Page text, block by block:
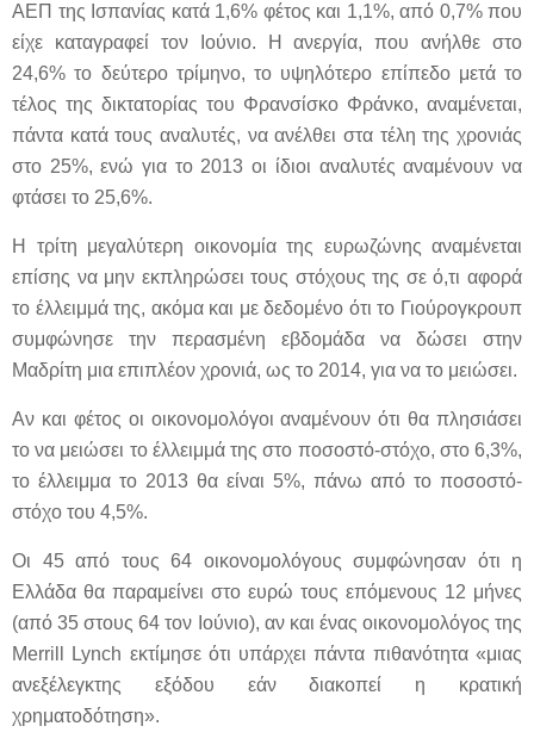
ΑΕΠ της Ισπανίας κατά 1,6% φέτος και 1,1%, από 0,7% που
είχε καταγραφεί τον Ιούνιο. Η ανεργία, που ανήλθε στο
24,6% το δεύτερο τρίμηνο, το υψηλότερο επίπεδο μετά το
τέλος της δικτατορίας του Φρανσίσκο Φράνκο, αναμένεται,
πάντα κατά τους αναλυτές, να ανέλθει στα τέλη της χρονιάς
στο 25%, ενώ για το 2013 οι ίδιοι αναλυτές αναμένουν να
φτάσει το 25,6%.
Η τρίτη μεγαλύτερη οικονομία της ευρωζώνης αναμένεται
επίσης να μην εκπληρώσει τους στόχους της σε ό,τι αφορά
το έλλειμμά της, ακόμα και με δεδομένο ότι το Γιούρογκρουπ
συμφώνησε την περασμένη εβδομάδα να δώσει στην
Μαδρίτη μια επιπλέον χρονιά, ως το 2014, για να το μειώσει.
Αν και φέτος οι οικονομολόγοι αναμένουν ότι θα πλησιάσει
το να μειώσει το έλλειμμά της στο ποσοστό-στόχο, στο 6,3%,
το έλλειμμα το 2013 θα είναι 5%, πάνω από το ποσοστό-
στόχο του 4,5%.
Οι 45 από τους 64 οικονομολόγους συμφώνησαν ότι η
Ελλάδα θα παραμείνει στο ευρώ τους επόμενους 12 μήνες
(από 35 στους 64 τον Ιούνιο), αν και ένας οικονομολόγος της
Merrill Lynch εκτίμησε ότι υπάρχει πάντα πιθανότητα «μιας
ανεξέλεγκτης εξόδου εάν διακοπεί η κρατική
χρηματοδότηση».